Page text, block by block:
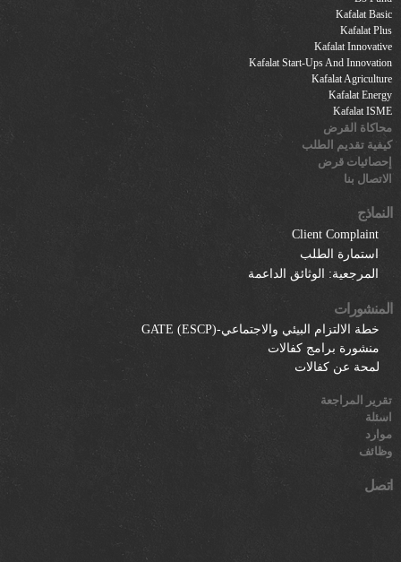
Kafalat Basic
Kafalat Plus
Kafalat Innovative
Kafalat Start-Ups And Innovation
Kafalat Agriculture
Kafalat Energy
Kafalat ISME
محاكاة القرض
كيفية تقديم الطلب
إحصائيات قرض
الاتصال بنا
النماذج
Client Complaint
استمارة الطلب
المرجعية: الوثائق الداعمة
المنشورات
خطة الالتزام البيئي والاجتماعي-GATE (ESCP)
منشورة برامج كفالات
لمحة عن كفالات
تقرير المراجعة
اسئلة
موارد
وظائف
اتصل